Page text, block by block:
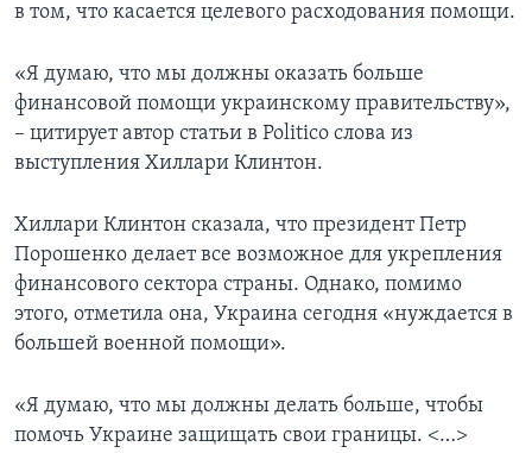
в том, что касается целевого расходования помощи.
«Я думаю, что мы должны оказать больше
финансовой помощи украинскому правительству»,
– цитирует автор статьи в Politico слова из
выступления Хиллари Клинтон.
Хиллари Клинтон сказала, что президент Петр
Порошенко делает все возможное для укрепления
финансового сектора страны. Однако, помимо
этого, отметила она, Украина сегодня «нуждается в
большей военной помощи».
«Я думаю, что мы должны делать больше, чтобы
помочь Украине защищать свои границы. <…>